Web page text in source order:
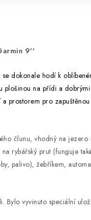
9''
dokonale hodí k
plošinou na přídi a
prostorem pro
člunu, vhodný na
rybářský prut (funguje
palivo), žebříkem,
vyvinuto speciální